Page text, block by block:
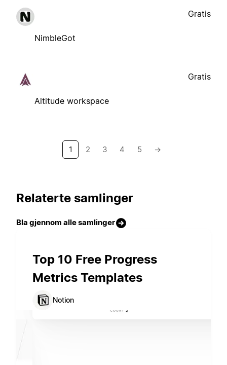
NimbleGot
Gratis
Altitude workspace
Gratis
1 2 3 4 5 →
Relaterte samlinger
Bla gjennom alle samlinger
Top 10 Free Progress
Metrics Templates
Notion